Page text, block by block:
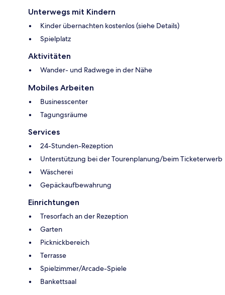
Unterwegs mit Kindern
Kinder übernachten kostenlos (siehe Details)
Spielplatz
Aktivitäten
Wander- und Radwege in der Nähe
Mobiles Arbeiten
Businesscenter
Tagungsräume
Services
24-Stunden-Rezeption
Unterstützung bei der Tourenplanung/beim Ticketerwerb
Wäscherei
Gepäckaufbewahrung
Einrichtungen
Tresorfach an der Rezeption
Garten
Picknickbereich
Terrasse
Spielzimmer/Arcade-Spiele
Bankettsaal